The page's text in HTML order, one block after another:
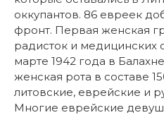
оккупантов. 86 евреек
фронт. Первая женская
радисток и медицинских
марте 1942 года в
женская рота в составе
литовские, еврейские и
Многие еврейские